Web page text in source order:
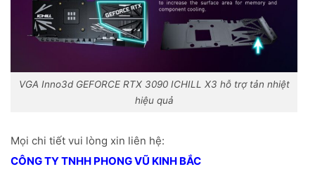
VGA Inno3d GEFORCE RTX 3090 ICHILL X3 hỗ trợ tản nhiệt
hiệu quả
Mọi chi tiết vui lòng xin liên hệ:
CÔNG TY TNHH PHONG VŨ KINH BẮC